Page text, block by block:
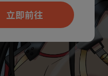
立即前往